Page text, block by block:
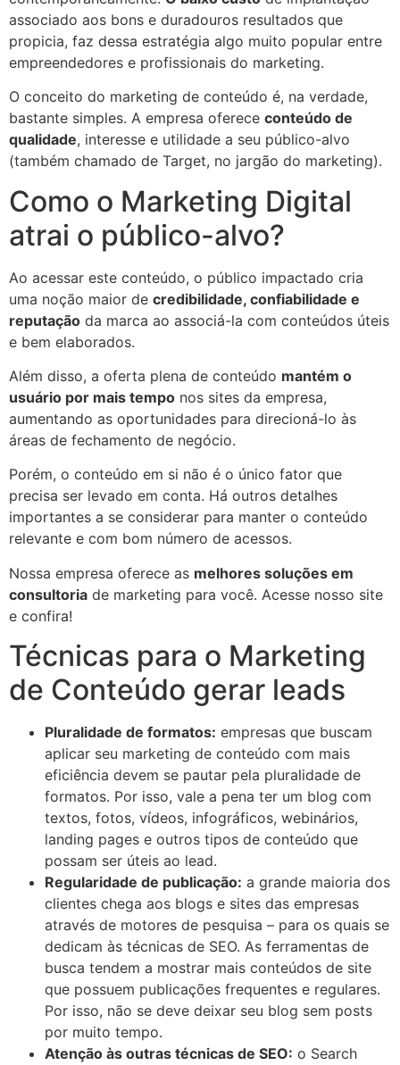
associado aos bons e duradouros resultados que
propicia, faz dessa estratégia algo muito popular entre
empreendedores e profissionais do marketing.
O conceito do marketing de conteúdo é, na verdade,
bastante simples. A empresa oferece conteúdo de
qualidade, interesse e utilidade a seu público-alvo
(também chamado de Target, no jargão do marketing).
Como o Marketing Digital
atrai o público-alvo?
Ao acessar este conteúdo, o público impactado cria
uma noção maior de credibilidade, confiabilidade e
reputação da marca ao associá-la com conteúdos úteis
e bem elaborados.
Além disso, a oferta plena de conteúdo mantém o
usuário por mais tempo nos sites da empresa,
aumentando as oportunidades para direcioná-lo às
áreas de fechamento de negócio.
Porém, o conteúdo em si não é o único fator que
precisa ser levado em conta. Há outros detalhes
importantes a se considerar para manter o conteúdo
relevante e com bom número de acessos.
Nossa empresa oferece as melhores soluções em
consultoria de marketing para você. Acesse nosso site
e confira!
Técnicas para o Marketing
de Conteúdo gerar leads
Pluralidade de formatos: empresas que buscam
aplicar seu marketing de conteúdo com mais
eficiência devem se pautar pela pluralidade de
formatos. Por isso, vale a pena ter um blog com
textos, fotos, vídeos, infográficos, webinários,
landing pages e outros tipos de conteúdo que
possam ser úteis ao lead.
Regularidade de publicação: a grande maioria dos
clientes chega aos blogs e sites das empresas
através de motores de pesquisa – para os quais se
dedicam às técnicas de SEO. As ferramentas de
busca tendem a mostrar mais conteúdos de site
que possuem publicações frequentes e regulares.
Por isso, não se deve deixar seu blog sem posts
por muito tempo.
Atenção às outras técnicas de SEO: o Search